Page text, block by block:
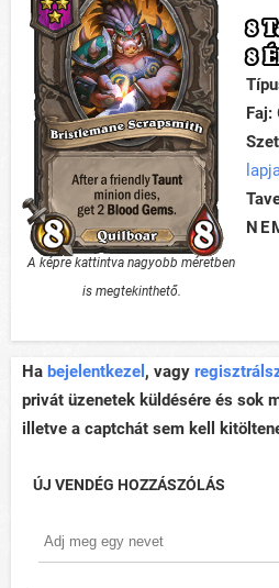
A képre kattintva nagyobb méretben
is megtekinthető.
8
8
Faj:
Ha bejelentkezel , vagy
privát üzenetek küldésére és sok
illetve a captchát sem kell
ÚJ VENDÉG HOZZÁSZÓLÁS